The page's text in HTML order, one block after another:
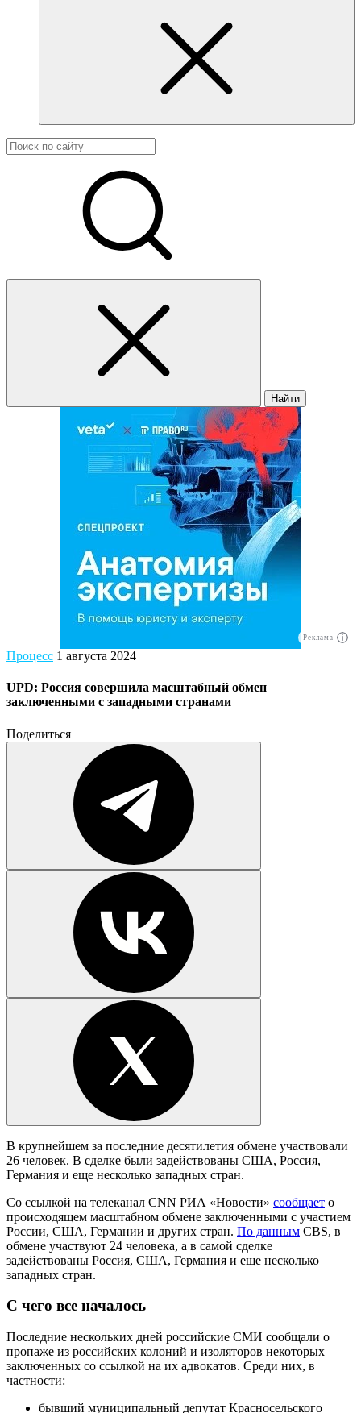
Найти
Реклама
Процесс 1 августа 2024
UPD: Россия совершила масштабный обмен
заключенными с западными странами
Поделиться
В крупнейшем за последние десятилетия обмене участвовали
26 человек. В сделке были задействованы США, Россия,
Германия и еще несколько западных стран.
Со ссылкой на телеканал CNN РИА «Новости» сообщает о
происходящем масштабном обмене заключенными с участием
России, США, Германии и других стран. По данным CBS, в
обмене участвуют 24 человека, а в самой сделке
задействованы Россия, США, Германия и еще несколько
западных стран.
С чего все началось
Последние нескольких дней российские СМИ сообщали о
пропаже из российских колоний и изоляторов некоторых
заключенных со ссылкой на их адвокатов. Среди них, в
частности:
бывший муниципальный депутат Красносельского